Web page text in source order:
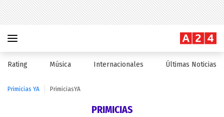
Rating Música Internacionales Últimas Noticias
Primicias YA PrimiciasYA
PRIMICIAS